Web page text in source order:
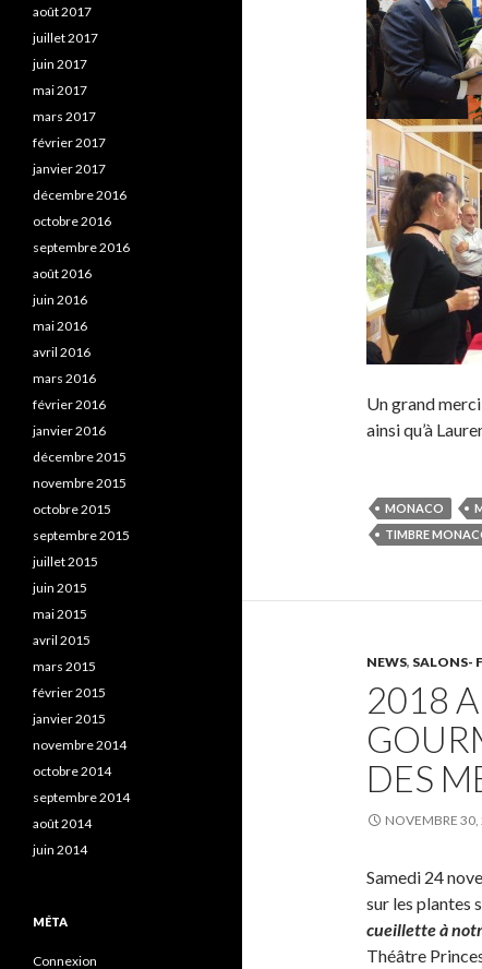
Un grand
ainsi qu’à
MONACO
TIMBRE
NEWS, SALONS-
2018
DES
NOVEMBRE
Samedi 24
sur les plantes
cueillette à
Théâtre
août 2017
juillet 2017
juin 2017
mai 2017
mars 2017
février 2017
janvier 2017
décembre 2016
octobre 2016
septembre 2016
août 2016
juin 2016
mai 2016
avril 2016
mars 2016
février 2016
janvier 2016
décembre 2015
novembre 2015
octobre 2015
septembre 2015
juillet 2015
juin 2015
mai 2015
avril 2015
mars 2015
février 2015
janvier 2015
novembre 2014
octobre 2014
septembre 2014
août 2014
juin 2014
MÉTA
Connexion